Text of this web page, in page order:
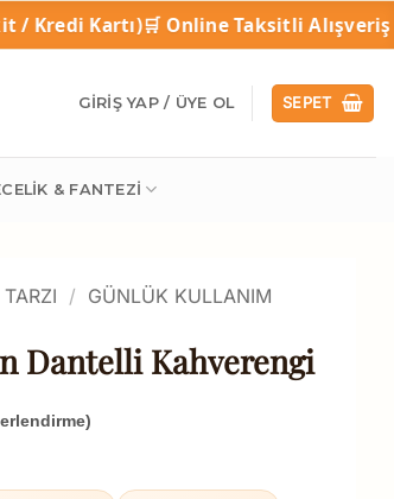
Online Taksitli Alışveriş 🎁 1
GIRIŞ YAP / ÜYE OL SEPET
& FANTEZI
/ GÜNLÜK KULLANIM
Dantelli Kahverengi